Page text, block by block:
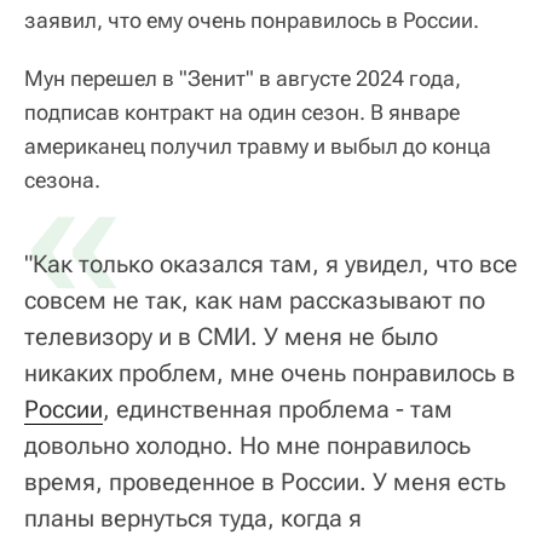
заявил, что ему очень понравилось в России.
Мун перешел в "Зенит" в августе 2024 года,
подписав контракт на один сезон. В январе
американец получил травму и выбыл до конца
сезона.
«
"Как только оказался там, я увидел, что все
совсем не так, как нам рассказывают по
телевизору и в СМИ. У меня не было
никаких проблем, мне очень понравилось в
России, единственная проблема - там
довольно холодно. Но мне понравилось
время, проведенное в России. У меня есть
планы вернуться туда, когда я